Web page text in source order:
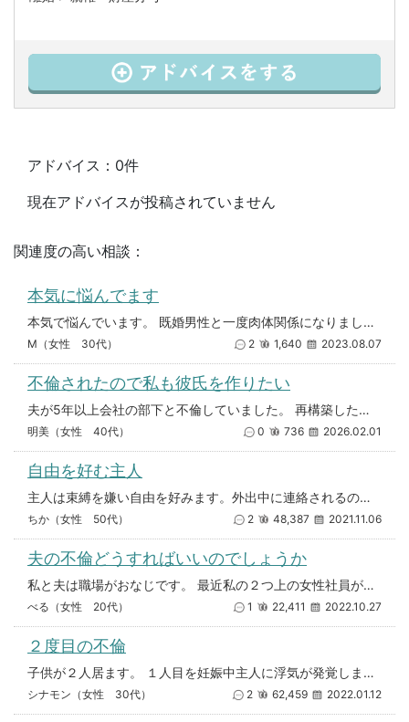
アドバイス：0件
現在アドバイスが投稿されていません
関連度の高い相談：
本気に悩んでます
本気で悩んでいます。 既婚男性と一度肉体関係になりました。 でも、私が初体験で最後まで出来ませんでした。(私は彼の事が好
M（女性 30代） 2 1,640 2023.08.07
不倫されたので私も彼氏を作りたい
夫が5年以上会社の部下と不倫していました。 再構築したいと言われましたが、このまま受け入れることどうしても辛く、私も彼氏
明美（女性 40代） 0 736 2026.02.01
自由を好む主人
主人は束縛を嫌い自由を好みます。外出中に連絡されるのも嫌のようで何時に帰るのか食事はいるのかも分かりません。女性関係も何
ちか（女性 50代） 2 48,387 2021.11.06
夫の不倫どうすればいいのでしょうか
私と夫は職場がおなじです。 最近私の２つ上の女性社員が入ってきました。 私と彼女は気もあうし、2人で温泉やジム、出かける
べる（女性 20代） 1 22,411 2022.10.27
２度目の不倫
子供が２人居ます。 １人目を妊娠中主人に浮気が発覚しました。 ２度目はないと言って謝罪させ再構築の選択をしました。 数
シナモン（女性 30代） 2 62,459 2022.01.12